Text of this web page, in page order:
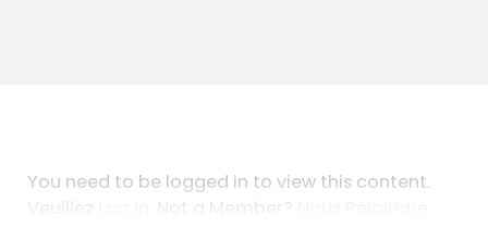
You need to be logged in to view this content.
Veuillez
. Not a Member?